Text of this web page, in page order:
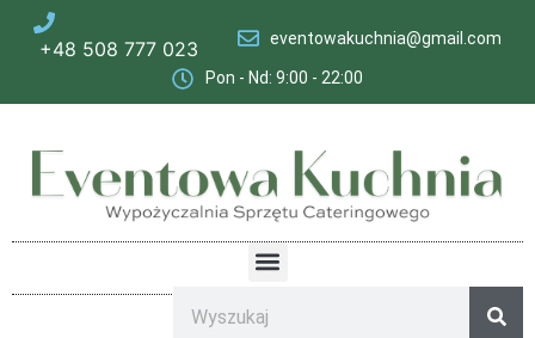
+48 508 777 023 eventowakuchnia@gmail.com
Pon - Nd: 9:00 - 22:00​